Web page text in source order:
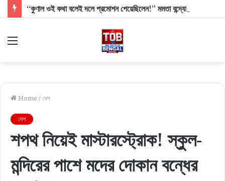
Menu
Home /দেশ
দেশ
শপথ নিয়েই মাস্টারস্ট্রোক! স্কুল-
মন্দিরের পাশে মদের দোকান বন্ধের